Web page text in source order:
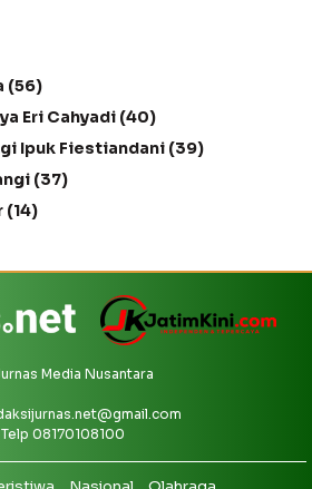
(56)
Eri Cahyadi (40)
Ipuk Fiestiandani (39)
(37)
(14)
Media Nusantara
Telp 08170108100